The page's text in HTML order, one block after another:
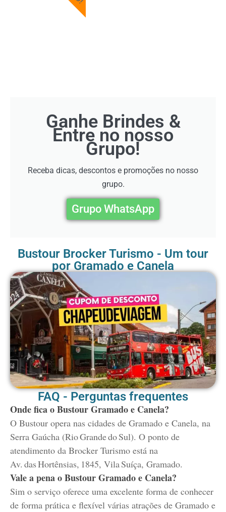
Ganhe Brindes &
Entre no nosso
Grupo!
Receba dicas, descontos e promoções no nosso
grupo.
Grupo WhatsApp
Bustour Brocker Turismo - Um tour
por Gramado e Canela
FAQ - Perguntas frequentes
Onde fica o Bustour Gramado e Canela?
O Bustour opera nas cidades de Gramado e Canela, na
Serra Gaúcha (Rio Grande do Sul). O ponto de
atendimento da Brocker Turismo está na
Av. das Hortênsias, 1845, Vila Suíça, Gramado.
Vale a pena o Bustour Gramado e Canela?
Sim o serviço oferece uma excelente forma de conhecer
de forma prática e flexível várias atrações de Gramado e